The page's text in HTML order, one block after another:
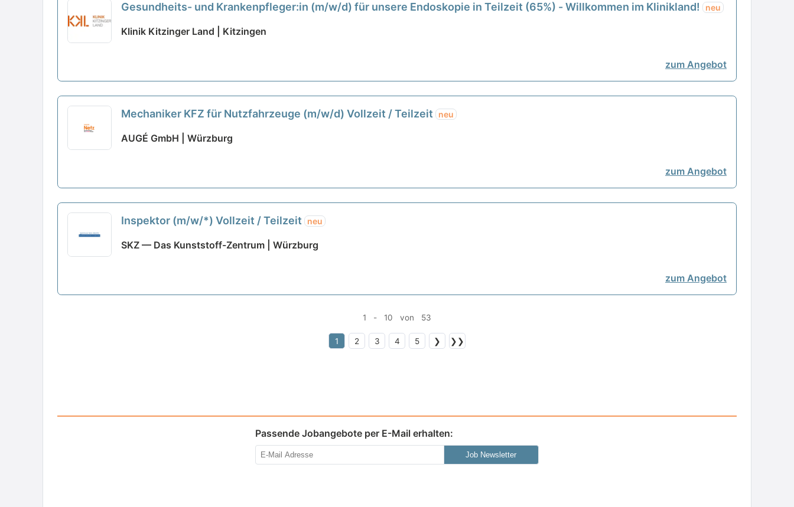
Gesundheits- und Krankenpfleger:in (m/w/d) für unsere Endoskopie in Teilzeit (65%) - Willkommen im Klinikland! neu
Klinik Kitzinger Land | Kitzingen
zum Angebot
Mechaniker KFZ für Nutzfahrzeuge (m/w/d) Vollzeit / Teilzeit neu
AUGÉ GmbH | Würzburg
zum Angebot
Inspektor (m/w/*) Vollzeit / Teilzeit neu
SKZ — Das Kunststoff-Zentrum | Würzburg
zum Angebot
1 - 10 von 53
1 2 3 4 5 ❯ ❯❯
Passende Jobangebote per E-Mail erhalten:
Job Newsletter